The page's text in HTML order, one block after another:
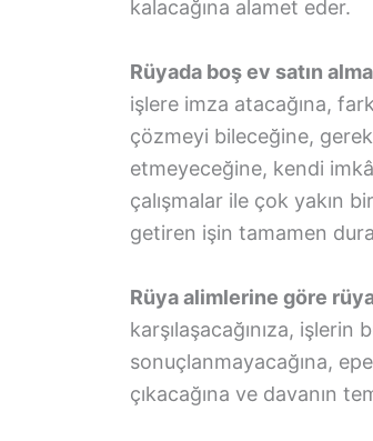
kalacağına alamet eder.
Rüyada boş ev satın
işlere imza atacağına,
çözmeyi bileceğine,
etmeyeceğine, kendi
çalışmalar ile çok yakın
getiren işin tamamen
Rüya alimlerine göre
karşılaşacağınıza,
sonuçlanmayacağına,
çıkacağına ve davanın